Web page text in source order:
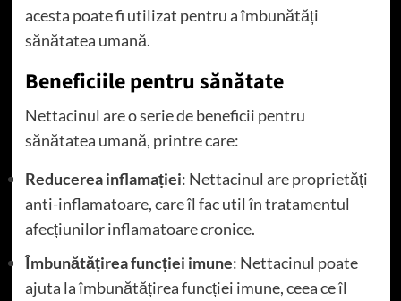
acesta poate fi utilizat pentru a îmbunătăți
sănătatea umană.
Beneficiile pentru sănătate
Nettacinul are o serie de beneficii pentru
sănătatea umană, printre care:
Reducerea inflamației: Nettacinul are proprietăți
anti-inflamatoare, care îl fac util în tratamentul
afecțiunilor inflamatoare cronice.
Îmbunătățirea funcției imune: Nettacinul poate
ajuta la îmbunătățirea funcției imune, ceea ce îl